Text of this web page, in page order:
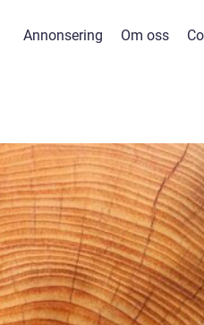
Annonsering Om oss